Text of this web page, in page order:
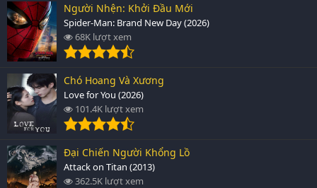
Người Nhện: Khởi Đầu Mới
Spider-Man: Brand New Day (2026)
68K lượt xem
Chó Hoang Và Xương
Love for You (2026)
101.4K lượt xem
Đại Chiến Người Khổng Lồ
Attack on Titan (2013)
362.5K lượt xem